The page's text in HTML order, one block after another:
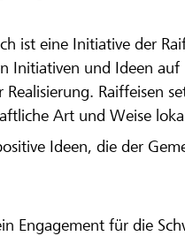
ist eine Initiative der
Initiativen und Ideen
Realisierung. Raiffeisen
Art und Weise
Ideen, die der
Engagement für die